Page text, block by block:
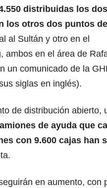
distribuidas los dos
los otros dos puntos de
al Sultán y otro en el
ambos en el área de
un comunicado de la
siglas en inglés).
de distribución abierto,
de ayuda que
con 9.600 cajas han
en aumento,